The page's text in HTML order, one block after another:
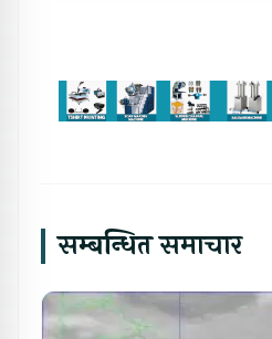
सम्बन्धित समाचार